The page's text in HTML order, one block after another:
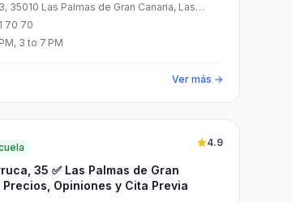
35010 Las Palmas de Gran Canaria, Las
70 70
3 to 7 PM
Ver más →
35 ✅ Las Palmas de Gran
Opiniones y Cita Previa
4.9